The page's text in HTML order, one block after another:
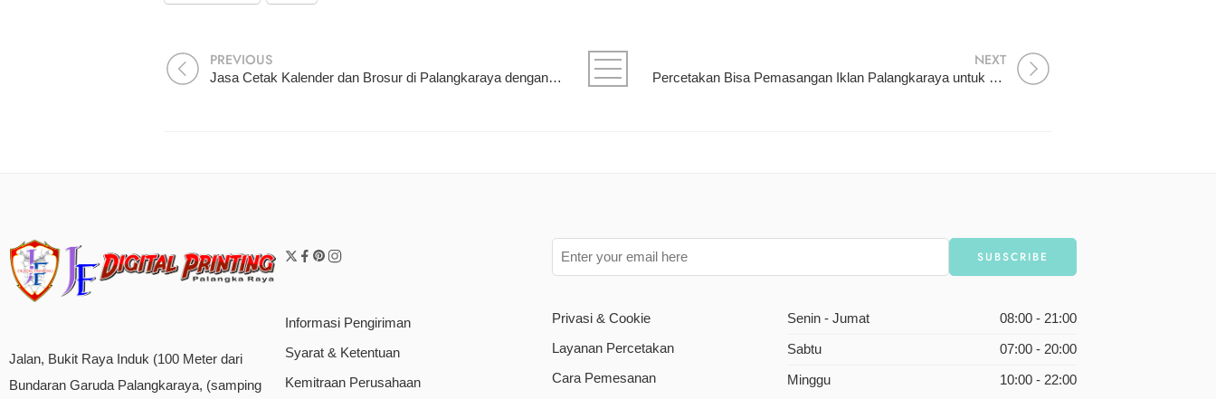
PREVIOUS
Jasa Cetak Kalender dan Brosur di Palangkaraya dengan Hasil Tajam & Profesional
NEXT
Percetakan Bisa Pemasangan Iklan Palangkaraya untuk Branding Maksimal dan Profesional
Jalan, Bukit Raya Induk (100 Meter dari
Bundaran Garuda Palangkaraya, (samping
Informasi Pengiriman
Syarat & Ketentuan
Kemitraan Perusahaan
Privasi & Cookie
Layanan Percetakan
Cara Pemesanan
Senin - Jumat 08:00 - 21:00
Sabtu 07:00 - 20:00
Minggu 10:00 - 22:00